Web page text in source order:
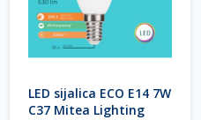
LED sijalica ECO E14 7W
C37 Mitea Lighting